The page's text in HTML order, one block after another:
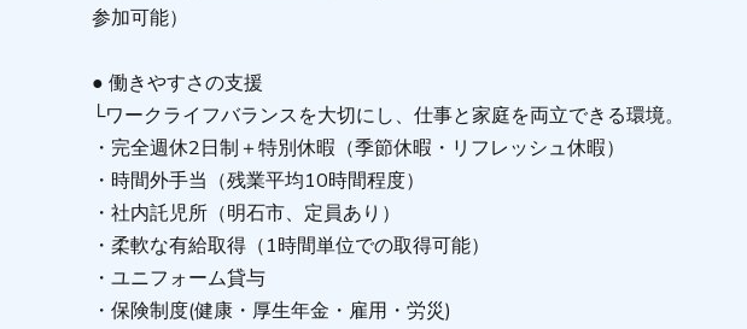
参加可能）
● 働きやすさの支援
└ワークライフバランスを大切にし、仕事と家庭を両立できる環境。
・完全週休2日制＋特別休暇（季節休暇・リフレッシュ休暇）
・時間外手当（残業平均10時間程度）
・社内託児所（明石市、定員あり）
・柔軟な有給取得（1時間単位での取得可能）
・ユニフォーム貸与
・保険制度(健康・厚生年金・雇用・労災)